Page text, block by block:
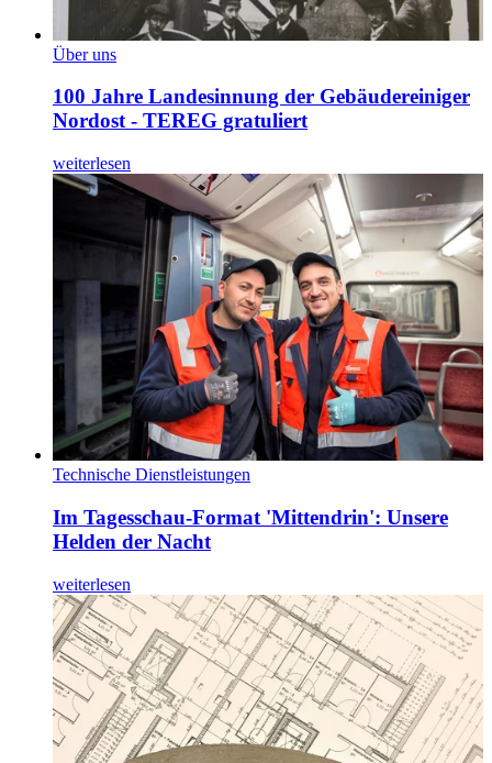
Über uns
100 Jahre Landesinnung der Gebäudereiniger
Nordost - TEREG gratuliert
weiterlesen
Technische Dienstleistungen
Im Tagesschau-Format 'Mittendrin': Unsere
Helden der Nacht
weiterlesen